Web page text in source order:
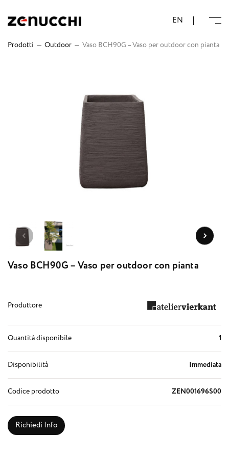
EN
Prodotti — Outdoor — Vaso BCH90G – Vaso per outdoor con pianta
Vaso BCH90G – Vaso per outdoor con pianta
Produttore
Quantità disponibile 1
Disponibilità Immediata
Codice prodotto ZEN001696S00
Richiedi Info